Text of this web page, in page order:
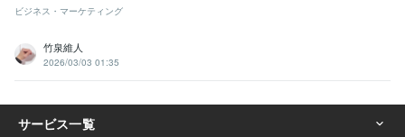
ビジネス・マーケティング
竹泉維人
2026/03/03 01:35